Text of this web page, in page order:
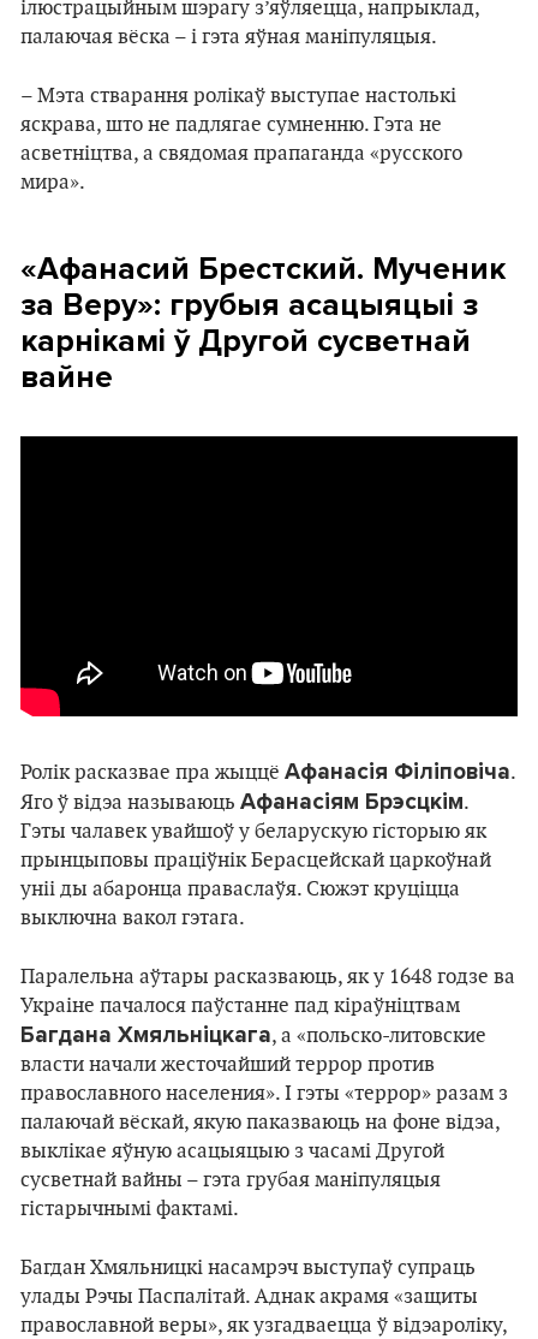
ілюстрацыйным шэрагу з’яўляецца, напрыклад,
палаючая вёска – і гэта яўная маніпуляцыя.
– Мэта стварання ролікаў выступае настолькі
яскрава, што не падлягае сумненню. Гэта не
асветніцтва, а свядомая прапаганда «русского
мира».
«Афанасий Брестский. Мученик
за Веру»: грубыя асацыяцыі з
карнікамі ў Другой сусветнай
вайне
Ролік расказвае пра жыццё Афанасія Філіповіча.
Яго ў відэа называюць Афанасіям Брэсцкім.
Гэты чалавек увайшоў у беларускую гісторыю як
прынцыповы праціўнік Берасцейскай царкоўнай
уніі ды абаронца праваслаўя. Сюжэт круціцца
выключна вакол гэтага.
Паралельна аўтары расказваюць, як у 1648 годзе ва
Украіне пачалося паўстанне пад кіраўніцтвам
Багдана Хмяльніцкага, а «польско-литовские
власти начали жесточайший террор против
православного населения». І гэты «террор» разам з
палаючай вёскай, якую паказваюць на фоне відэа,
выклікае яўную асацыяцыю з часамі Другой
сусветнай вайны – гэта грубая маніпуляцыя
гістарычнымі фактамі.
Багдан Хмяльницкі насамрэч выступаў супраць
улады Рэчы Паспалітай. Аднак акрамя «защиты
православной веры», як узгадваецца ў відэароліку,